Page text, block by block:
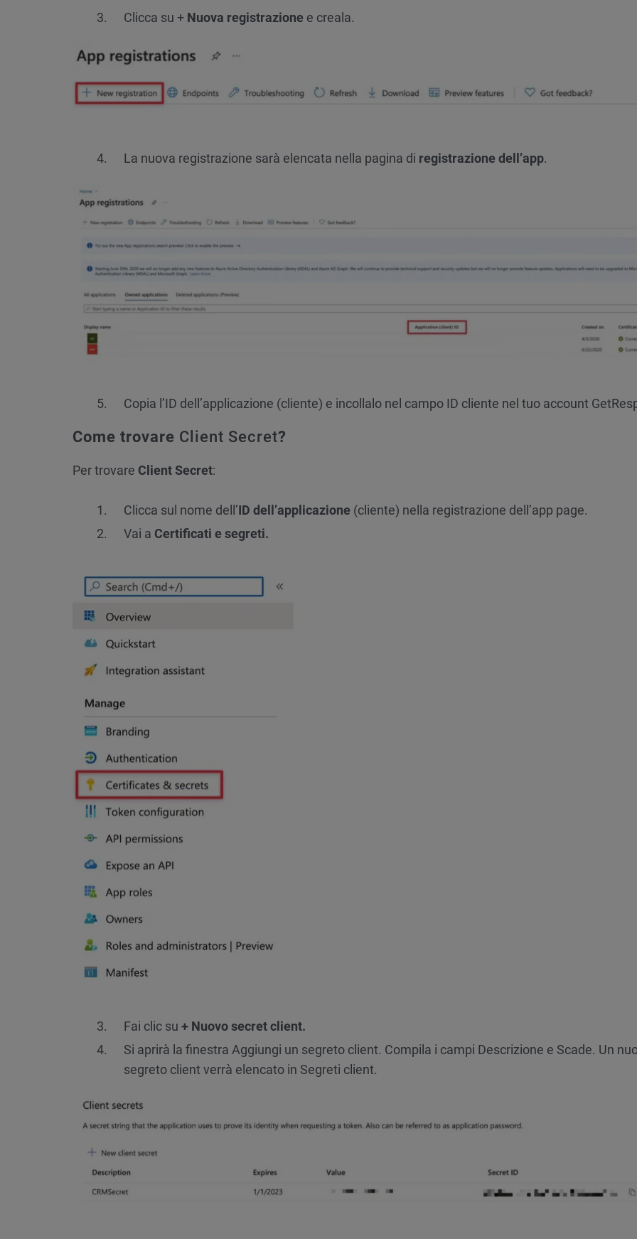
Clicca su + Nuova registrazione e creala.
La nuova registrazione sarà elencata nella pagina di registrazione dell’app.
Copia l’ID dell’applicazione (cliente) e incollalo nel campo ID cliente nel tuo account
Come trovare Client Secret?
Per trovare Client Secret:
Clicca sul nome dell’ID dell’applicazione (cliente) nella registrazione dell’app page.
Vai a Certificati e segreti.
Fai clic su + Nuovo secret client.
Si aprirà la finestra Aggiungi un segreto client. Compila i campi Descrizione e Scade. Un
segreto client verrà elencato in Segreti client.